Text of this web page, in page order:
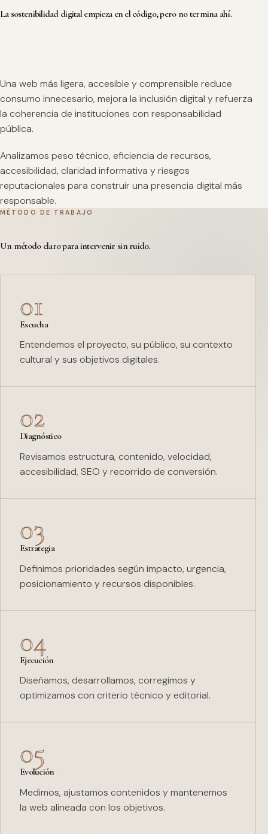
La sostenibilidad digital empieza en el código, pero no termina ahí.
Una web más ligera, accesible y comprensible reduce
consumo innecesario, mejora la inclusión digital y refuerza
la coherencia de instituciones con responsabilidad
pública.
Analizamos peso técnico, eficiencia de recursos,
accesibilidad, claridad informativa y riesgos
reputacionales para construir una presencia digital más
responsable.
MÉTODO DE TRABAJO
Un método claro para intervenir sin ruido.
01
Escucha
Entendemos el proyecto, su público, su contexto
cultural y sus objetivos digitales.
02
Diagnóstico
Revisamos estructura, contenido, velocidad,
accesibilidad, SEO y recorrido de conversión.
03
Estrategia
Definimos prioridades según impacto, urgencia,
posicionamiento y recursos disponibles.
04
Ejecución
Diseñamos, desarrollamos, corregimos y
optimizamos con criterio técnico y editorial.
05
Evolución
Medimos, ajustamos contenidos y mantenemos
la web alineada con los objetivos.